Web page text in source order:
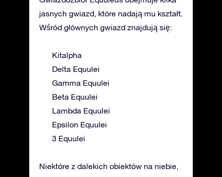
jasnych gwiazd, które nadają mu kształt.
Wśród głównych gwiazd znajdują się:
Kitalpha
Delta Equulei
Gamma Equulei
Beta Equulei
Lambda Equulei
Epsilon Equulei
3 Equulei
Niektóre z dalekich obiektów na niebie,